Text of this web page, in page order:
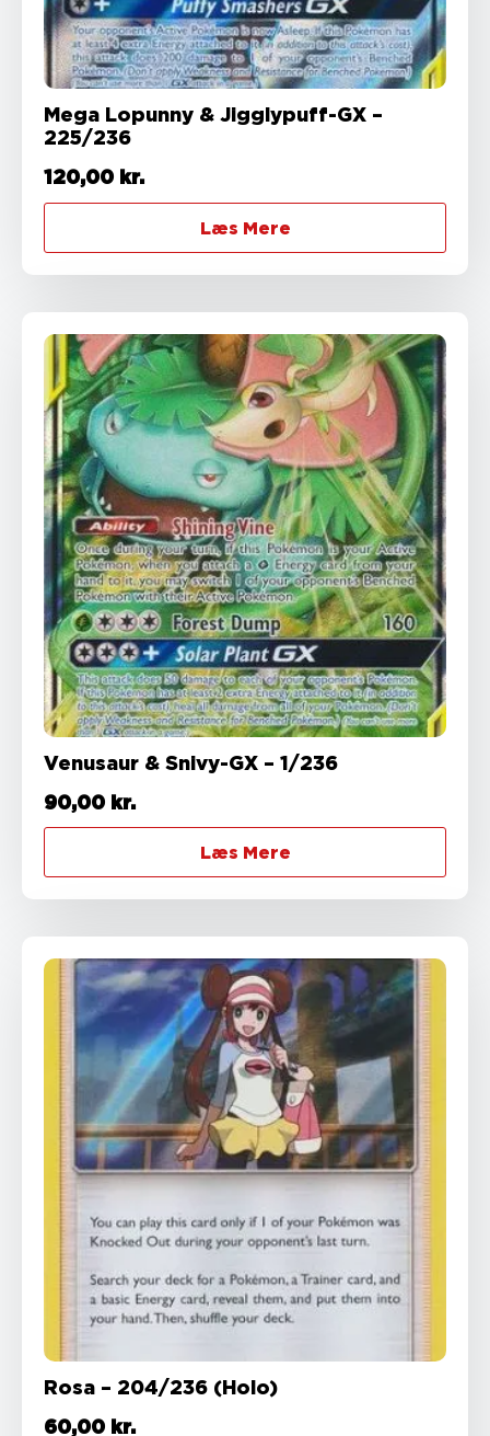
Mega Lopunny & Jigglypuff-GX –
225/236
120,00 kr.
Læs Mere
Venusaur & Snivy-GX – 1/236
90,00 kr.
Læs Mere
Rosa – 204/236 (Holo)
60,00 kr.